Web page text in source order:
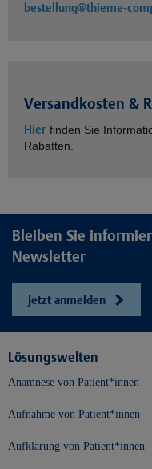
bestellung@thieme-
Versandkosten &
Hier finden Sie
Rabatten.
Bleiben Sie
Newsletter
Jetzt anmelden
Lösungswelten
Anamnese von Patient*innen
Aufnahme von Patient*innen
Aufklärung von Patient*innen